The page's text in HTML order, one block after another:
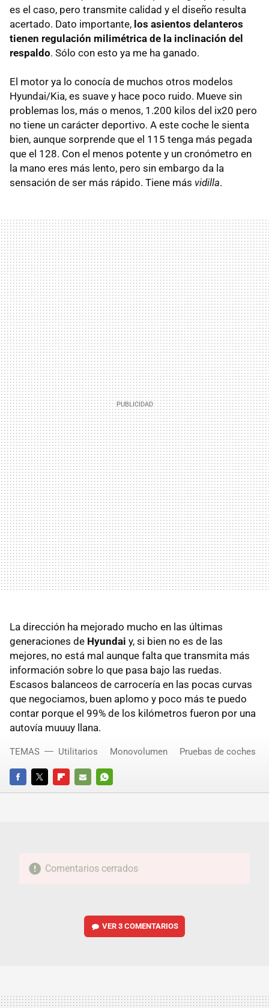
es el caso, pero transmite calidad y el diseño resulta
acertado. Dato importante, los asientos delanteros
tienen regulación milimétrica de la inclinación del
respaldo. Sólo con esto ya me ha ganado.
El motor ya lo conocía de muchos otros modelos
Hyundai/Kia, es suave y hace poco ruido. Mueve sin
problemas los, más o menos, 1.200 kilos del ix20 pero
no tiene un carácter deportivo. A este coche le sienta
bien, aunque sorprende que el 115 tenga más pegada
que el 128. Con el menos potente y un cronómetro en
la mano eres más lento, pero sin embargo da la
sensación de ser más rápido. Tiene más vidilla.
La dirección ha mejorado mucho en las últimas
generaciones de Hyundai y, si bien no es de las
mejores, no está mal aunque falta que transmita más
información sobre lo que pasa bajo las ruedas.
Escasos balanceos de carrocería en las pocas curvas
que negociamos, buen aplomo y poco más te puedo
contar porque el 99% de los kilómetros fueron por una
autovía muuuy llana.
FACEBOOKTWITTERFLIPBOARD
E-
WHATSAPP
TEMAS Utilitarios Monovolumen Pruebas de coches
Comentarios cerrados
VER3 COMENTARIOS